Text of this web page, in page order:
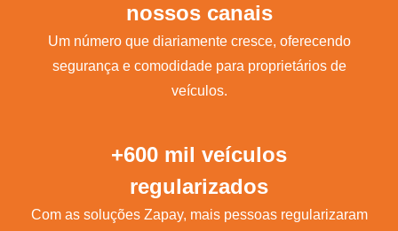
nossos canais
Um número que diariamente cresce, oferecendo
segurança e comodidade para proprietários de
veículos.
+600 mil veículos
regularizados
Com as soluções Zapay, mais pessoas regularizaram